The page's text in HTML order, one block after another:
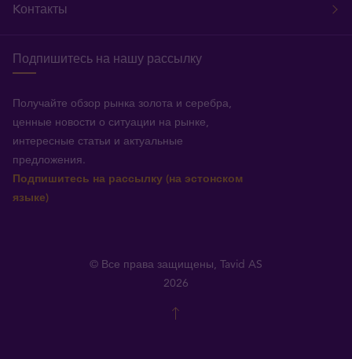
Kонтакты
Подпишитесь на нашу рассылку
Получайте обзор рынка золота и серебра,
ценные новости о ситуации на рынке,
интересные статьи и актуальные
предложения.
Подпишитесь на рассылку (на эстонском
языке)
© Все права защищены, Tavid AS
2026